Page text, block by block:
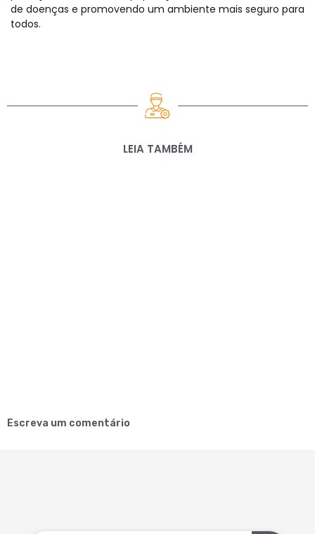
de doenças e promovendo um ambiente mais seguro para
todos.
LEIA TAMBÉM
Escreva um comentário